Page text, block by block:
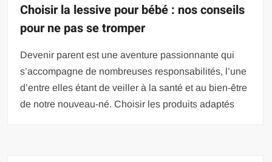
Choisir la lessive pour bébé : nos conseils
pour ne pas se tromper
Devenir parent est une aventure passionnante qui
s’accompagne de nombreuses responsabilités, l’une
d’entre elles étant de veiller à la santé et au bien-être
de notre nouveau-né. Choisir les produits adaptés